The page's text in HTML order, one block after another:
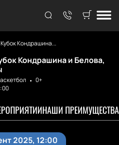
Кубок Кондрашина...
Кондрашина и Белова,
0+
НАШИ ПРЕИМУЩЕСТВА